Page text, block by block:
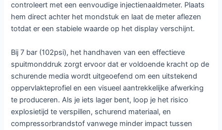
controleert met een eenvoudige injectienaaldmeter. Plaats
hem direct achter het mondstuk en laat de meter aflezen
totdat er een stabiele waarde op het display verschijnt.
Bij 7 bar (102psi), het handhaven van een effectieve
spuitmonddruk zorgt ervoor dat er voldoende kracht op de
schurende media wordt uitgeoefend om een ​​uitstekend
oppervlakteprofiel en een visueel aantrekkelijke afwerking
te produceren. Als je iets lager bent, loop je het risico
explosietijd te verspillen, schurend materiaal, en
compressorbrandstof vanwege minder impact tussen